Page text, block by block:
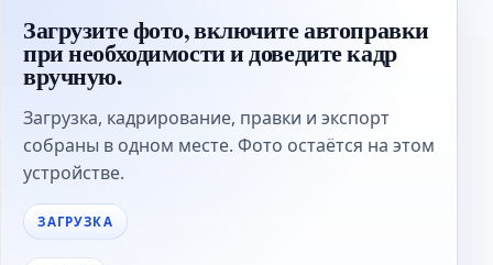
Загрузите фото, включите автоправки
при необходимости и доведите кадр
вручную.
Загрузка, кадрирование, правки и экспорт
собраны в одном месте. Фото остаётся на этом
устройстве.
ЗАГРУЗКА